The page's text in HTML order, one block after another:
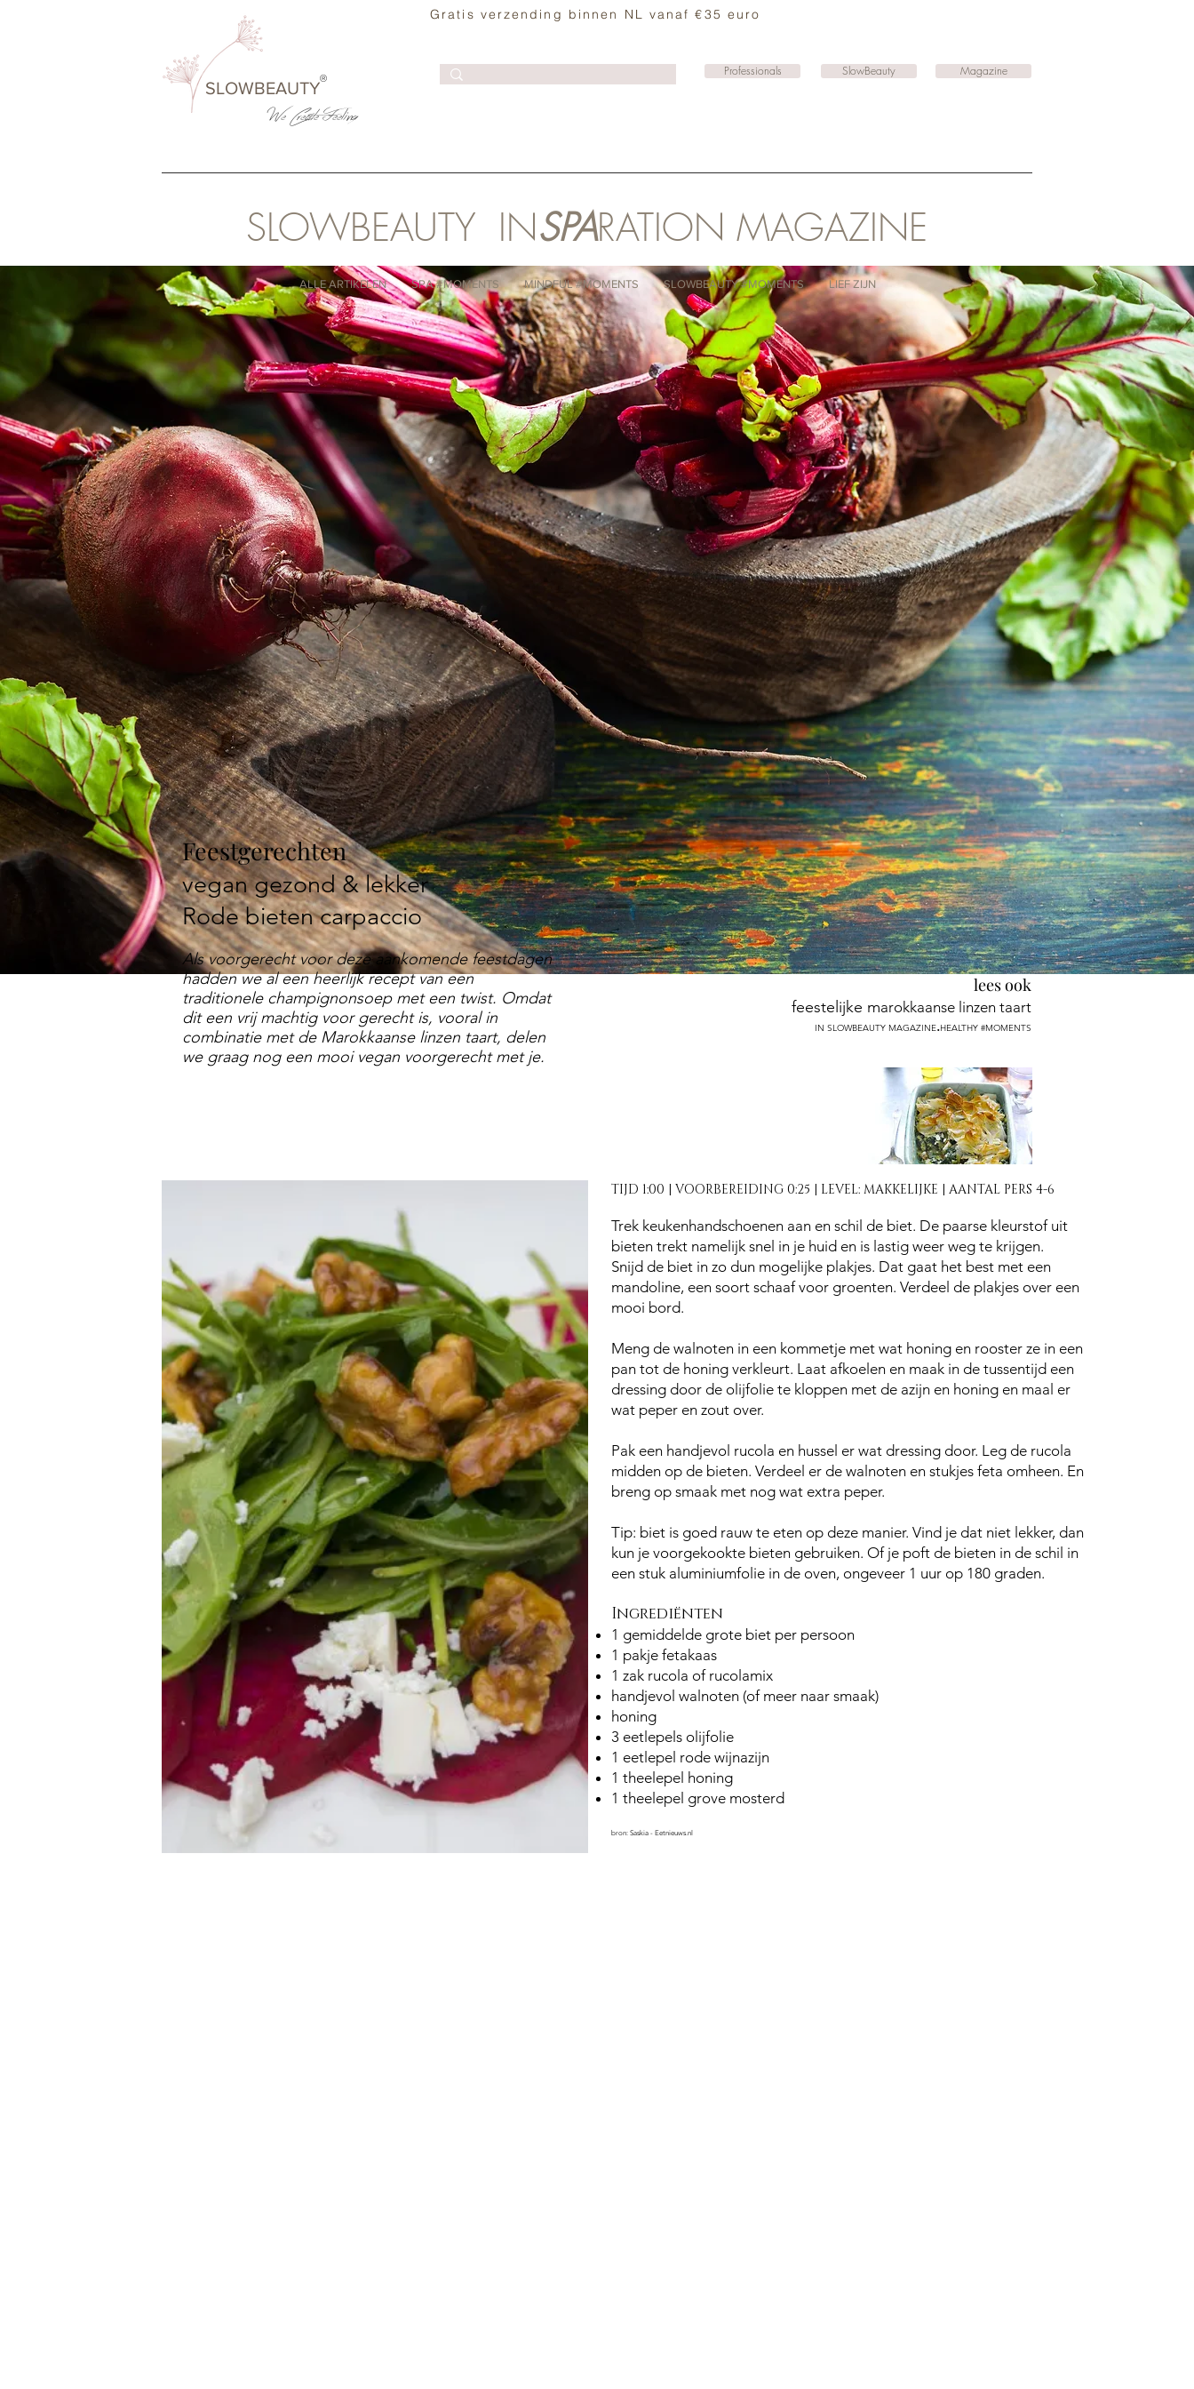
SLOWBEAUTY
We CreateFeeling
®
Gratis verzending binnen NL vanaf €35 euro
Professionals SlowBeauty Magazine
SLOWBEAUTY INSPARATION MAGAZINE
ALLE ARTIKELEN SPA #MOMENTS MINDFUL #MOMENTS SLOWBEAUTY #MOMENTS LIEF ZIJN
Feestgerechten
vegan gezond & lekker
Rode bieten carpaccio
Als voorgerecht voor deze aankomende feestdagen
hadden we al een heerlijk recept van een
traditionele champignonsoep met een twist. Omdat
dit een vrij machtig voor gerecht is, vooral in
combinatie met de Marokkaanse linzen taart, delen
we graag nog een mooi vegan voorgerecht met je.
lees ook
feestelijke marokkaanse linzen taart
IN SLOWBEAUTY MAGAZINE.HEALTHY #MOMENTS
TIJD 1:00 | VOORBEREIDING 0:25 | LEVEL: MAKKELIJKE | AANTAL PERS 4-6
Trek keukenhandschoenen aan en schil de biet. De paarse kleurstof uit
bieten trekt namelijk snel in je huid en is lastig weer weg te krijgen.
Snijd de biet in zo dun mogelijke plakjes. Dat gaat het best met een
mandoline, een soort schaaf voor groenten. Verdeel de plakjes over een
mooi bord.
Meng de walnoten in een kommetje met wat honing en rooster ze in een
pan tot de honing verkleurt. Laat afkoelen en maak in de tussentijd een
dressing door de olijfolie te kloppen met de azijn en honing en maal er
wat peper en zout over.
Pak een handjevol rucola en hussel er wat dressing door. Leg de rucola
midden op de bieten. Verdeel er de walnoten en stukjes feta omheen. En
breng op smaak met nog wat extra peper.
Tip: biet is goed rauw te eten op deze manier. Vind je dat niet lekker, dan
kun je voorgekookte bieten gebruiken. Of je poft de bieten in de schil in
een stuk aluminiumfolie in de oven, ongeveer 1 uur op 180 graden.
Ingrediënten
1 gemiddelde grote biet per persoon
1 pakje fetakaas
1 zak rucola of rucolamix
handjevol walnoten (of meer naar smaak)
honing
3 eetlepels olijfolie
1 eetlepel rode wijnazijn
1 theelepel honing
1 theelepel grove mosterd
bron: Saskia - Eetnieuws.nl